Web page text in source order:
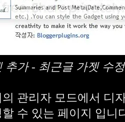
추가 - 최근글 가젯 수
관리자 모드에서 디
수 있는 페이지 입니